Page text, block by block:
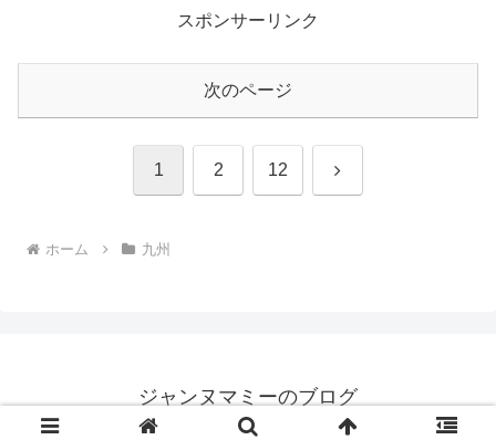
スポンサーリンク
次のページ
1 2 12 次
ホーム 九州
ジャンヌマミーのブログ
© 2020 ジャンヌマミーのブログ.